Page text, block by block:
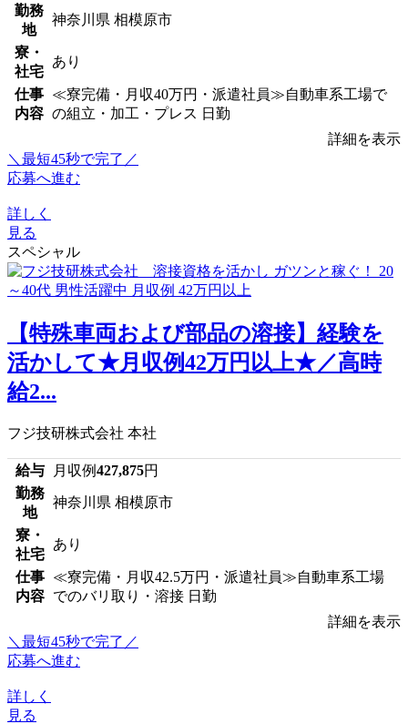
勤務
地
神奈川県 相模原市
寮・
社宅
あり
仕事
内容
≪寮完備・月収40万円・派遣社員≫自動車系工場で
の組立・加工・プレス 日勤
詳細を表示
＼最短45秒で完了／
応募へ進む
詳しく
見る
スペシャル
【特殊車両および部品の溶接】経験を
活かして★月収例42万円以上★／高時
給2...
フジ技研株式会社 本社
給与 月収例427,875円
勤務
地
神奈川県 相模原市
寮・
社宅
あり
仕事
内容
≪寮完備・月収42.5万円・派遣社員≫自動車系工場
でのバリ取り・溶接 日勤
詳細を表示
＼最短45秒で完了／
応募へ進む
詳しく
見る